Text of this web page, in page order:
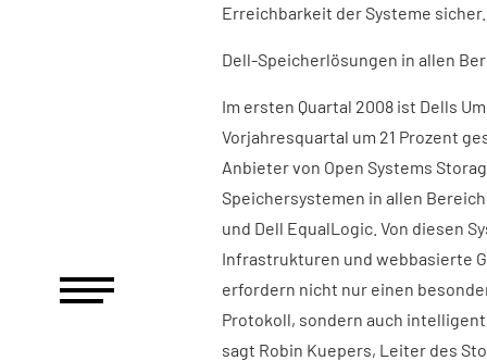
Erreichbarkeit der Systeme sicher.
Dell-Speicherlösungen in allen
Im ersten Quartal 2008 ist Dells
Vorjahresquartal um 21 Prozent
Anbieter von Open Systems
Speichersystemen in allen
und Dell EqualLogic. Von diesen
Infrastrukturen und webbasierte
erfordern nicht nur einen
Protokoll, sondern auch
sagt Robin Kuepers, Leiter des